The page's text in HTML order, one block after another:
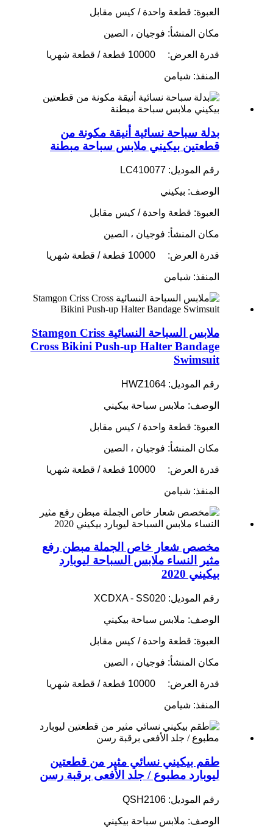
العبوة: قطعة واحدة / كيس مقابل
مكان المنشأ: فوجيان ، الصين
قدرة العرض: 10000 قطعة / قطعة شهريا
المنفذ: شيامن
بدلة سباحة نسائية أنيقة مكونة من
قطعتين بيكيني ملابس سباحة مبطنة
رقم الموديل: LC410077
الوصف: بيكيني
العبوة: قطعة واحدة / كيس مقابل
مكان المنشأ: فوجيان ، الصين
قدرة العرض: 10000 قطعة / قطعة شهريا
المنفذ: شيامن
ملابس السباحة النسائية Stamgon Criss
Cross Bikini Push-up Halter Bandage
Swimsuit
رقم الموديل: HWZ1064
الوصف: ملابس سباحة بيكيني
العبوة: قطعة واحدة / كيس مقابل
مكان المنشأ: فوجيان ، الصين
قدرة العرض: 10000 قطعة / قطعة شهريا
المنفذ: شيامن
مخصص شعار خاص الجملة مبطن رفع
مثير النساء ملابس السباحة ليوبارد
بيكيني 2020
رقم الموديل: XCDXA - SS020
الوصف: ملابس سباحة بيكيني
العبوة: قطعة واحدة / كيس مقابل
مكان المنشأ: فوجيان ، الصين
قدرة العرض: 10000 قطعة / قطعة شهريا
المنفذ: شيامن
طقم بيكيني نسائي مثير من قطعتين
ليوبارد مطبوع / جلد الأفعى برقبة رسن
رقم الموديل: QSH2106
الوصف: ملابس سباحة بيكيني